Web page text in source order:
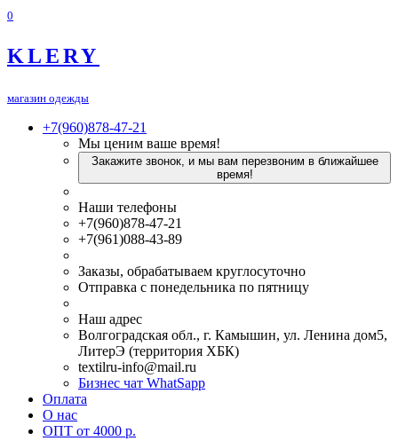
0
KLERY
магазин одежды
+7(960)878-47-21
Мы ценим ваше время!
Закажите звонок, и мы вам перезвоним в ближайшее
время!
Наши телефоны
+7(960)878-47-21
+7(961)088-43-89
Заказы, обрабатываем круглосуточно
Отправка с понедельника по пятницу
Наш адрес
Волгоградская обл., г. Камышин, ул. Ленина дом5,
ЛитерЭ (территория ХБК)
textilru-info@mail.ru
Бизнес чат WhatSapp
Оплата
О нас
ОПТ от 4000 р.